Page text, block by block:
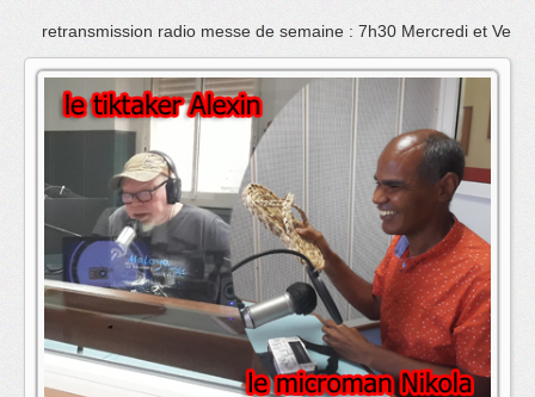
Emissions
News
Vidéo
La radio
L'équipe
retransmission radio messe de semaine : 7h30 Mercredi et